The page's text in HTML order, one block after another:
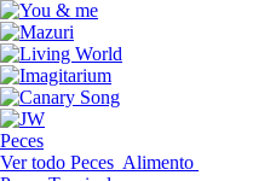
Peces
Ver todo Peces Alimento